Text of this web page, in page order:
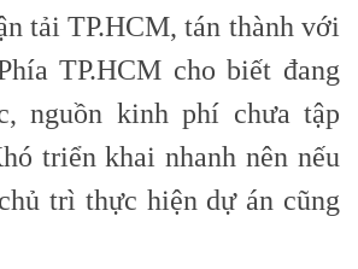
tải TP.HCM, tán thành với
TP.HCM cho biết đang
nguồn kinh phí chưa tập
triển khai nhanh nên nếu
trì thực hiện dự án cũng